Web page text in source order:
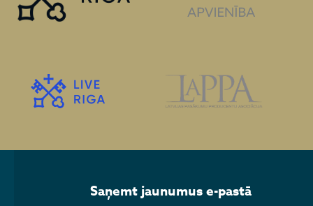
Saņemt jaunumus e-pastā